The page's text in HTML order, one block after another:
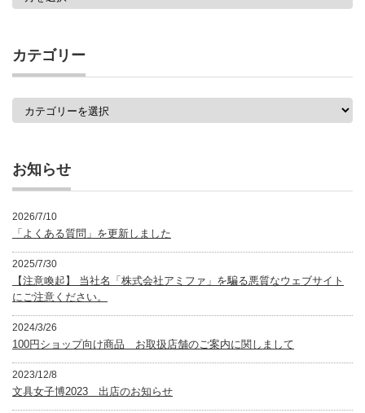
一
覧
カテゴリー
カ
お知らせ
2026/7/10
「よくある質問」を更新しました
2025/7/30
【注意喚起】 当社名「株式会社アミファ」を騙る悪質なウェブサイト
にご注意ください。
2024/3/26
100円ショップ向け商品 お取扱店舗のご案内に関しまして
2023/12/8
文具女子博2023 出店のお知らせ